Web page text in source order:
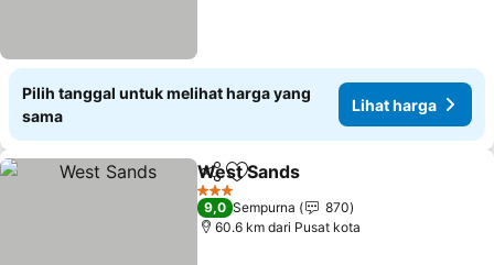
Pilih tanggal untuk melihat harga yang
sama
Lihat harga
BagikanTambahkan ke favorit
West Sands
3 Bintang
9,0 Sempurna
870
60.6 km dari Pusat kota